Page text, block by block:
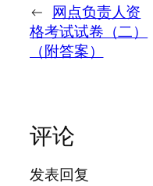
← 网点负责人资
格考试试卷（二）
（附答案）
评论
发表回复